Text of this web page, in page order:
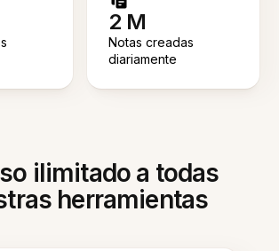
2 M
Notas creadas
diariamente
ilimitado a todas
herramientas